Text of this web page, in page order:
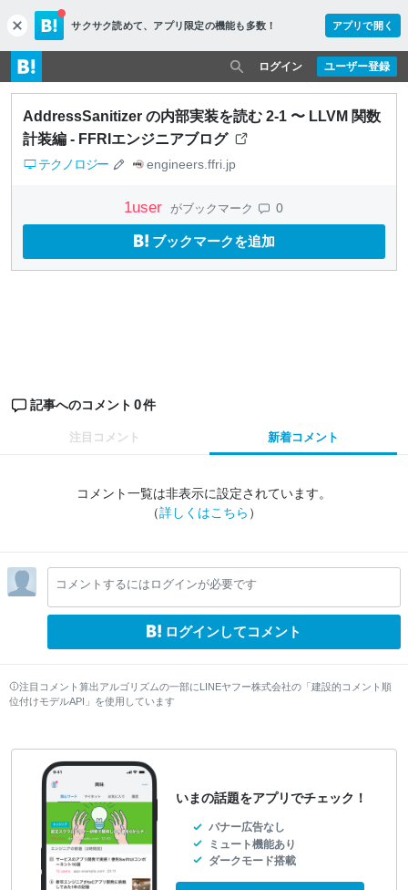
c
l
o
s
e
サクサク読めて、 アプリ限定の機能も多数！ アプリで開く
ユーザー登録
ログイン
AddressSanitizer の内部実装を読む 2-1 〜 LLVM 関数
計装編 - FFRIエンジニアブログ
テクノロジー engineers.ffri.jp
1user がブックマーク 0
ブックマークを追加
記事へのコメント 0件
注目コメント 新着コメント
コメント一覧は非表示に設定されています。
（詳しくはこちら ）
コメントするにはログインが必要です
ログインしてコメント
注目コメント算出アルゴリズムの一部にLINEヤフー株式会社の「建設的コメント順
位付けモデルAPI」を使用しています
いまの話題をアプリでチェック！
バナー広告なし
ミュート機能あり
ダークモード搭載